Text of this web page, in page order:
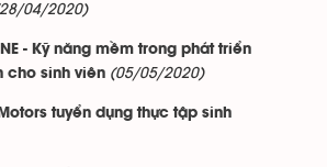
04/2020)
- Kỹ năng mềm trong phát triển
cho sinh viên (05/05/2020)
tuyển dụng thực tập sinh